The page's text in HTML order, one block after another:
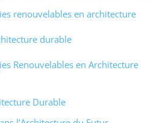
renouvelables en architecture
durable
Renouvelables en Architecture
Durable